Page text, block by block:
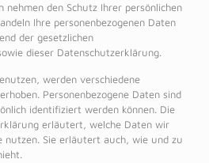
nehmen den Schutz Ihrer persönlichen
Ihre personenbezogenen Daten
der gesetzlichen
dieser Datenschutzerklärung.
werden verschiedene
Personenbezogene Daten sind
identifiziert werden können. Die
erläutert, welche Daten wir
Sie erläutert auch, wie und zu